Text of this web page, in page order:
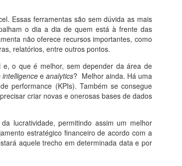
Essas ferramentas são sem dúvida as mais
o dia a dia de quem está à frente das
não oferece recursos importantes, como
relatórios, entre outros pontos.
o que é melhor, sem depender da área de
intelligenceeanalytics? Melhor ainda. Há uma
performance (KPIs). Também se consegue
criar novas e onerosas bases de dados
lucratividade, permitindo assim um melhor
estratégico financeiro de acordo com a
aquele trecho em determinada data e por